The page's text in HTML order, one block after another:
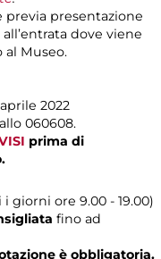
previa presentazione
all’entrata dove viene
al Museo.
2022
060608.
prima di
giorni ore 9.00 - 19.00)
fino ad
è obbligatoria.